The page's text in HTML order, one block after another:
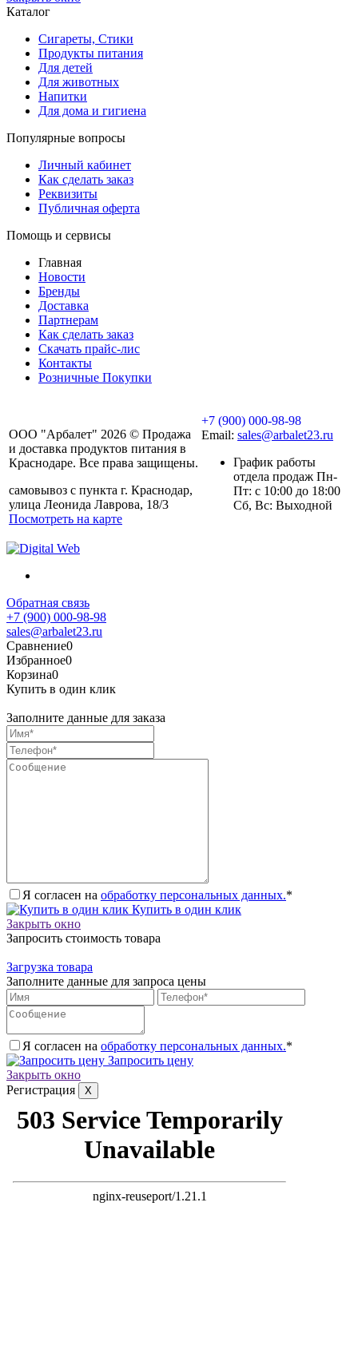
Каталог
Сигареты, Стики
Продукты питания
Для детей
Для животных
Напитки
Для дома и гигиена
Популярные вопросы
Личный кабинет
Как сделать заказ
Реквизиты
Публичная оферта
Помощь и сервисы
Главная
Новости
Бренды
Доставка
Партнерам
Как сделать заказ
Скачать прайс-лис
Контакты
Розничные Покупки
ООО "Арбалет" 2026 © Продажа
и доставка продуктов питания в
Краснодаре. Все права защищены.
самовывоз с пункта г. Краснодар,
улица Леонида Лаврова, 18/3
Посмотреть на карте
+7 (900) 000-98-98
Email: sales@arbalet23.ru
График работы
отдела продаж Пн-
Пт: с 10:00 до 18:00
Сб, Вс: Выходной
Обратная связь
+7 (900) 000-98-98
sales@arbalet23.ru
Сравнение0
Избранное0
Корзина0
Купить в один клик
Заполните данные для заказа
Я согласен на обработку персональных данных.*
Купить в один клик
Закрыть окно
Запросить стоимость товара
Загрузка товара
Заполните данные для запроса цены
Я согласен на обработку персональных данных.*
Запросить цену
Закрыть окно
Регистрация
X